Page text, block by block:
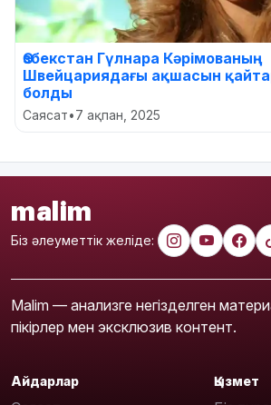
Өзбекстан Гүлнара Кәрімованың
Швейцариядағы ақшасын
болды
Саясат•7 ақпан, 2025
malim
Біз әлеуметтік желіде:
Malim — анализге негізделген
пікірлер мен эксклюзив контент.
Айдарлар Қызмет